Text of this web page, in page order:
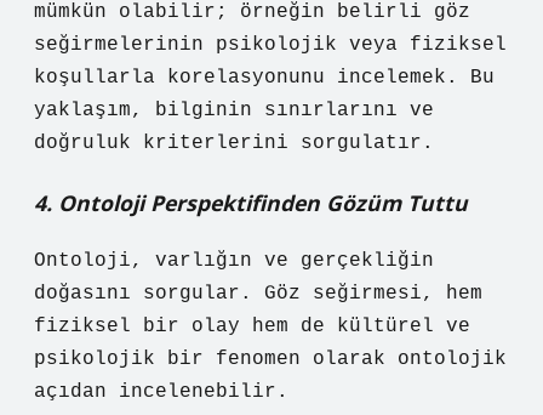
mümkün olabilir; örneğin belirli göz
seğirmelerinin psikolojik veya fiziksel
koşullarla korelasyonunu incelemek. Bu
yaklaşım, bilginin sınırlarını ve
doğruluk kriterlerini sorgulatır.
4. Ontoloji Perspektifinden Gözüm Tuttu
Ontoloji, varlığın ve gerçekliğin
doğasını sorgular. Göz seğirmesi, hem
fiziksel bir olay hem de kültürel ve
psikolojik bir fenomen olarak ontolojik
açıdan incelenebilir.